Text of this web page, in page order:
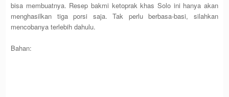
bisa membuatnya. Resep bakmi ketoprak khas Solo ini hanya akan
menghasilkan tiga porsi saja. Tak perlu berbasa-basi, silahkan
mencobanya terlebih dahulu.
Bahan: